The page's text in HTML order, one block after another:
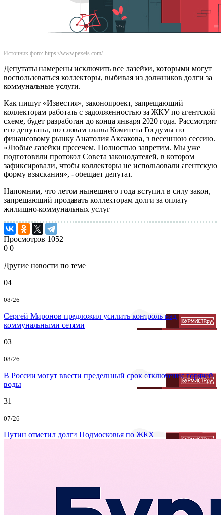
Источник фото: https://www.pexels.com/
Депутаты намерены исключить все лазейки, которыми могут
воспользоваться коллекторы, выбивая из должников долги за
коммунальные услуги.
Как пишут «Известия», законопроект, запрещающий
коллекторам работать с задолженностью за ЖКУ по агентской
схеме, будет разработан до конца января 2020 года. Рассмотрят
его депутаты, по словам главы Комитета Госдумы по
финансовому рынку Анатолия Аксакова, в весеннюю сессию.
«Любые лазейки пресечем. Полностью запретим. Мы уже
подготовили протокол Совета законодателей, в котором
зафиксировали, чтобы коллекторы не использовали агентскую
форму взыскания», - обещает депутат.
Напомним, что летом нынешнего года вступил в силу закон,
запрещающий продавать коллекторам долги за оплату
жилищно-коммунальных услуг.
Просмотров 1052
0 0
Другие новости по теме
04
08/26
Сергей Миронов предложил усилить контроль над
коммунальными сетями
03
08/26
В России могут ввести предельный срок отключение горячей
воды
31
07/26
Путин отметил долги Подмосковья по ЖКХ